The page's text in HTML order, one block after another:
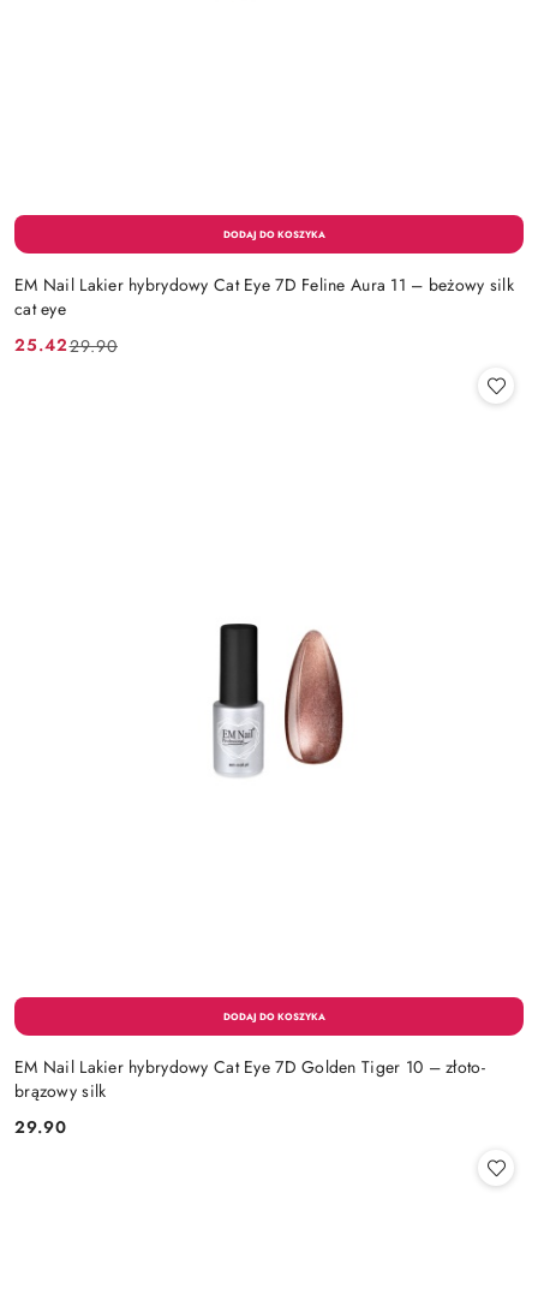
EM Nail Lakier hybrydowy Cat Eye 7D Feline Aura 11 – beżowy silk
cat eye
Cena
25.42
Cena 29.90
EM Nail Lakier hybrydowy Cat Eye 7D Golden Tiger 10 – złoto-
brązowy silk
Cena:
29.90